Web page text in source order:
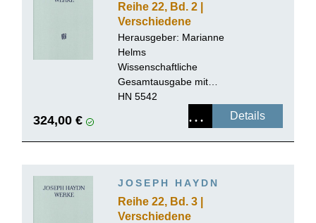
Reihe 22, Bd. 2 |
Verschiedene
kirchenmusikalische
Werke, 1. Folge
Herausgeber: Marianne
Helms
Wissenschaftliche
Gesamtausgabe mit
Kritischem Bericht, Leinen
HN 5542
324,00 € Details
JOSEPH HAYDN
Reihe 22, Bd. 3 |
Verschiedene